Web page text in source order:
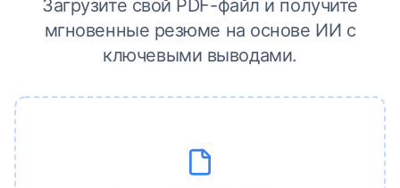
Загрузите свой PDF-файл и получите
мгновенные резюме на основе ИИ с
ключевыми выводами.